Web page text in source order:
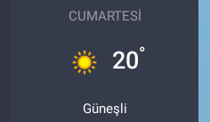
CUMARTESI
20°
Güneşli